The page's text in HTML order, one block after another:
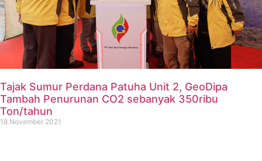
Tajak Sumur Perdana Patuha Unit 2, GeoDipa
Tambah Penurunan CO2 sebanyak 350ribu
Ton/tahun
18 November 2021